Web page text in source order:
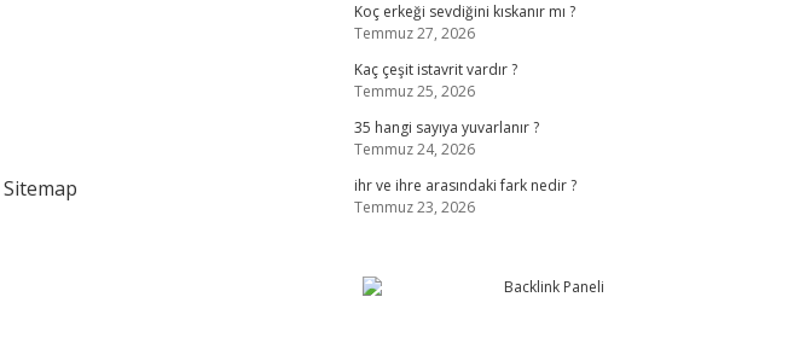
Sitemap
Koç erkeği sevdiğini kıskanır mı ?
Temmuz 27, 2026
Kaç çeşit istavrit vardır ?
Temmuz 25, 2026
35 hangi sayıya yuvarlanır ?
Temmuz 24, 2026
ihr ve ihre arasındaki fark nedir ?
Temmuz 23, 2026